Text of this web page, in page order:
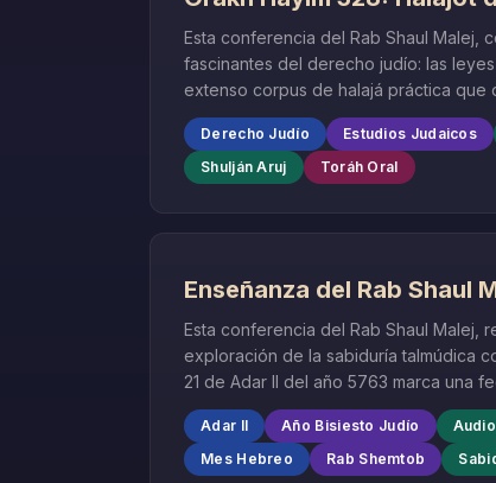
Esta conferencia del Rab Shaul Malej,
fascinantes del derecho judío: las
extenso corpus de halajá práctica que
Derecho Judío Estudios Judaicos
Shulján Aruj
Toráh Oral
Enseñanza del Rab Shaul
Esta conferencia del Rab Shaul Malej,
exploración de la sabiduría talmúdica
21 de Adar II del año 5763 marca una
del pueblo judío.
Adar II Año Bisiesto Judío
Mes Hebreo
Rab Shemtob